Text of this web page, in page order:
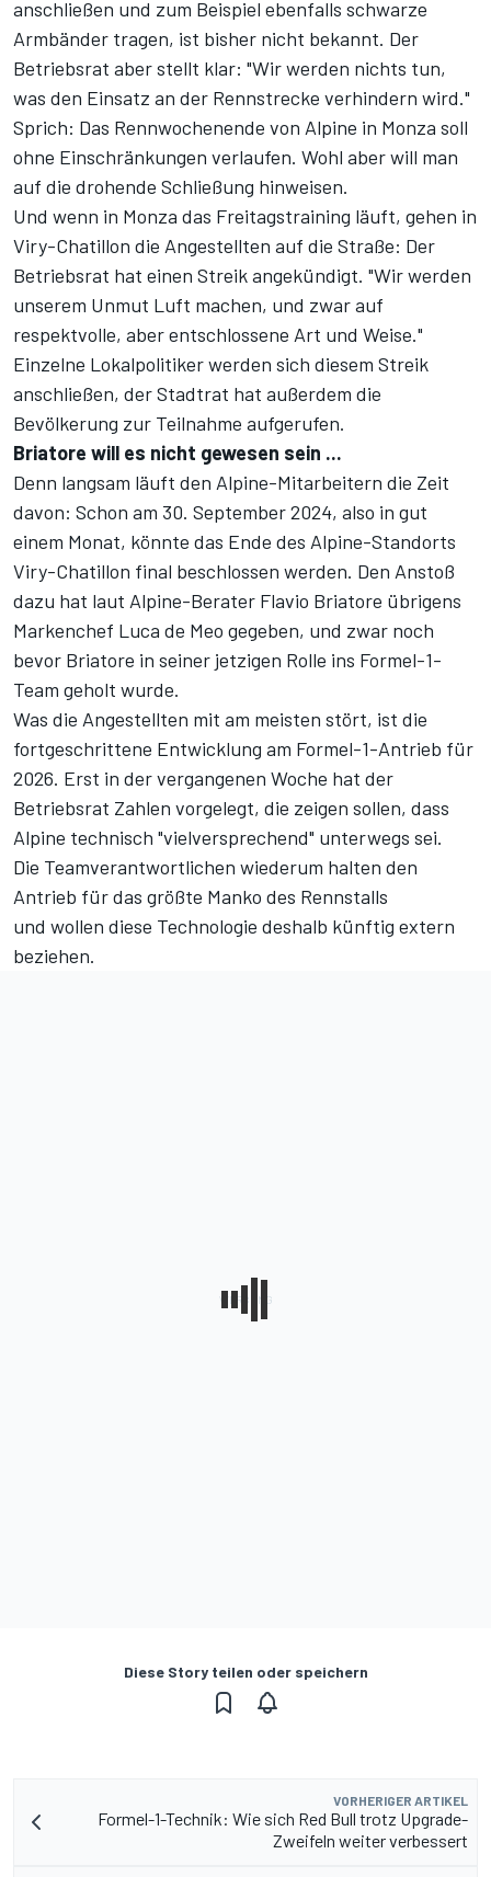
anschließen und zum Beispiel ebenfalls schwarze
Armbänder tragen, ist bisher nicht bekannt. Der
Betriebsrat aber stellt klar: "Wir werden nichts tun,
was den Einsatz an der Rennstrecke verhindern wird."
Sprich: Das Rennwochenende von Alpine in Monza soll
ohne Einschränkungen verlaufen. Wohl aber will man
auf die drohende Schließung hinweisen.
Und wenn in Monza das Freitagstraining läuft, gehen in
Viry-Chatillon die Angestellten auf die Straße: Der
Betriebsrat hat einen Streik angekündigt. "Wir werden
unserem Unmut Luft machen, und zwar auf
respektvolle, aber entschlossene Art und Weise."
Einzelne Lokalpolitiker werden sich diesem Streik
anschließen, der Stadtrat hat außerdem die
Bevölkerung zur Teilnahme aufgerufen.
Briatore will es nicht gewesen sein ...
Denn langsam läuft den Alpine-Mitarbeitern die Zeit
davon: Schon am 30. September 2024, also in gut
einem Monat, könnte das Ende des Alpine-Standorts
Viry-Chatillon final beschlossen werden. Den Anstoß
dazu hat laut Alpine-Berater Flavio Briatore übrigens
Markenchef Luca de Meo gegeben, und zwar noch
bevor Briatore in seiner jetzigen Rolle ins Formel-1-
Team geholt wurde.
Was die Angestellten mit am meisten stört, ist die
fortgeschrittene Entwicklung am Formel-1-Antrieb für
2026. Erst in der vergangenen Woche hat der
Betriebsrat Zahlen vorgelegt, die zeigen sollen, dass
Alpine technisch "vielversprechend" unterwegs sei.
Die Teamverantwortlichen wiederum halten den
Antrieb für das größte Manko des Rennstalls
und wollen diese Technologie deshalb künftig extern
beziehen.
Diese Story teilen oder speichern
VORHERIGER ARTIKEL
Formel-1-Technik: Wie sich Red Bull trotz Upgrade-
Zweifeln weiter verbessert